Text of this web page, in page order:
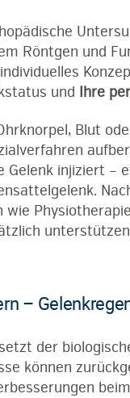
Röntgen und
und Ihre
Blut
injiziert –
–
der
können